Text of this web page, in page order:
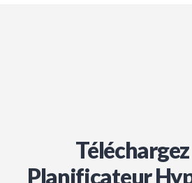
Planificateur